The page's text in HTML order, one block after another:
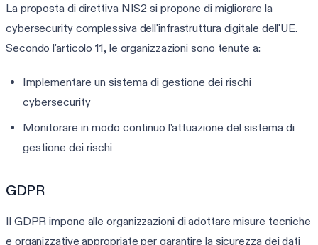
La proposta di direttiva NIS2 si propone di migliorare la
cybersecurity complessiva dell'infrastruttura digitale dell'UE.
Secondo l'articolo 11, le organizzazioni sono tenute a:
Implementare un sistema di gestione dei rischi
cybersecurity
Monitorare in modo continuo l'attuazione del sistema di
gestione dei rischi
GDPR
Il GDPR impone alle organizzazioni di adottare misure tecniche
e organizzative appropriate per garantire la sicurezza dei dati